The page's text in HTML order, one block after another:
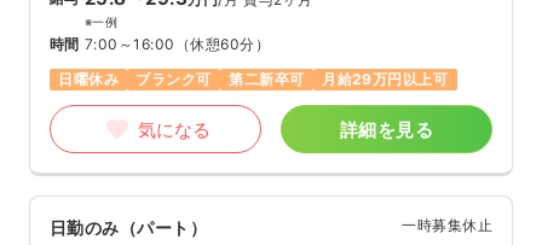
※一例
時間 7:00～16:00 （休憩60分）
日曜休み
ブランク可 第二新卒可 月給29万円以上可
気になる 詳細を見る
日勤のみ（パート） 一時募集休止